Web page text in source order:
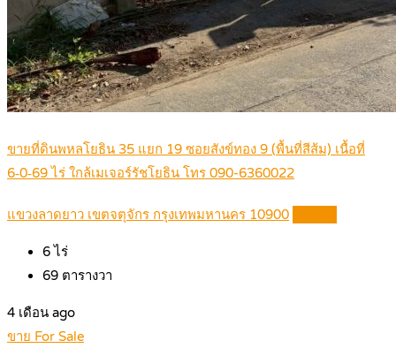
ขายที่ดินพหลโยธิน 35 แยก 19 ซอยสังข์ทอง 9 (พื้นที่สีส้ม) เนื้อที่
6‑0‑69 ไร่ ใกล้เมเจอร์รัชโยธิน โทร 090-6360022
แขวงลาดยาว เขตจตุจักร กรุงเทพมหานคร 10900
6ไร่
69 ตารางวา
4 เดือน ago
ขาย For Sale